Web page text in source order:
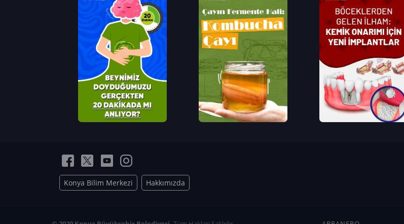
Konya Bilim Merkezi Hakkımızda